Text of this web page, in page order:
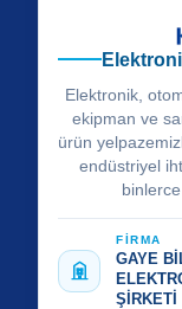
Elektronik,
ekipman ve
ürün
endüstriyel
FİRMA
GAYE
ŞİRKETİ